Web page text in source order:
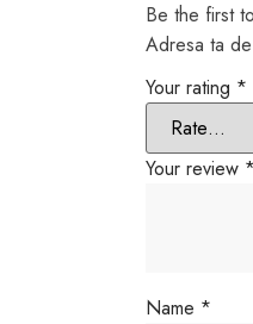
Be the first
Adresa ta
Your rating *
Your review *
Name *